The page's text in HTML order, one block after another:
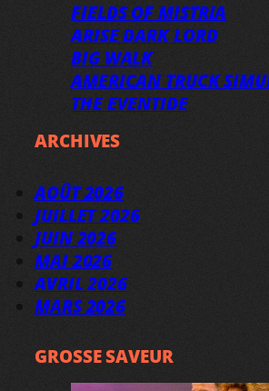
FIELDS OF MISTRIA
ARISE DARK LORD
BIG WALK
AMERICAN TRUCK
THE EVENTIDE
ARCHIVES
AOÛT 2026
JUILLET 2026
JUIN 2026
MAI 2026
AVRIL 2026
MARS 2026
GROSSE SAVEUR